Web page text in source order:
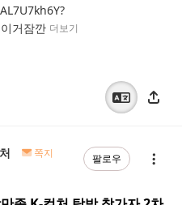
거잠깐 더보기
쪽지
팔로우